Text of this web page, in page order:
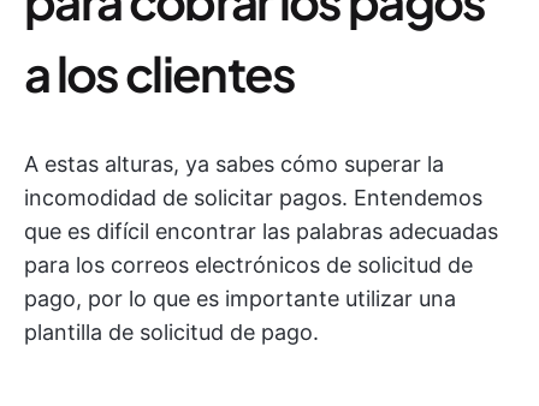
a los clientes
A estas alturas, ya sabes cómo superar la
incomodidad de solicitar pagos. Entendemos
que es difícil encontrar las palabras adecuadas
para los correos electrónicos de solicitud de
pago, por lo que es importante utilizar una
plantilla de solicitud de pago.